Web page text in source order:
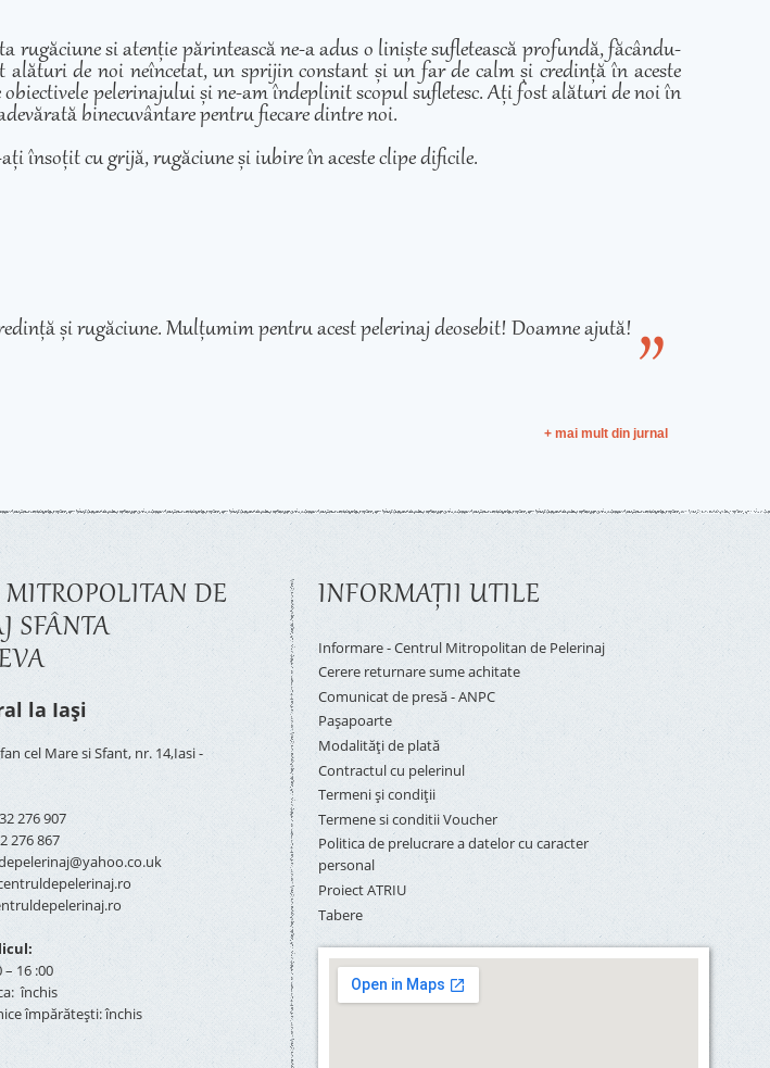
si atenție părintească ne-a adus o liniște sufletească profundă, făcându-
de noi neîncetat, un sprijin constant și un far de calm și credință în aceste
pelerinajului și ne-am îndeplinit scopul sufletesc. Ați fost alături de noi în
binecuvântare pentru fiecare dintre noi.
însoțit cu grijă, rugăciune și iubire în aceste clipe dificile.
și rugăciune. Mulțumim pentru acest pelerinaj deosebit! Doamne ajută!
+ mai mult din jurnal
DE
SFÂNTA
la Iași
cel Mare si Sfant, nr. 14,Iasi -
276 907
867
– 16 :00
închis
împărătești: închis
INFORMAŢII UTILE
Informare - Centrul Mitropolitan de Pelerinaj
Cerere returnare sume achitate
Comunicat de presă - ANPC
Pașapoarte
Modalități de plată
Contractul cu pelerinul
Termeni și condiții
Termene si conditii Voucher
Politica de prelucrare a datelor cu caracter
personal
Proiect ATRIU
Tabere